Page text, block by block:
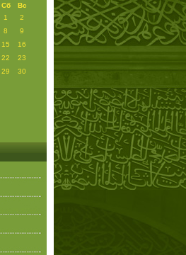
Сб
Вс
1
2
8
9
15
16
22
23
29
30